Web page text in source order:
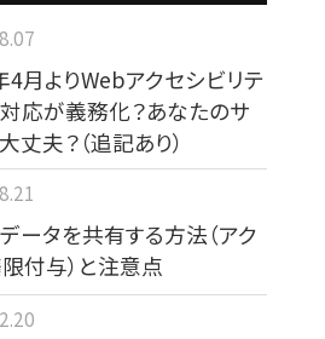
4月よりWebアクセシビリテ
応が義務化？あなたのサ
丈夫？（追記あり）
ータを共有する方法（アク
付与）と注意点